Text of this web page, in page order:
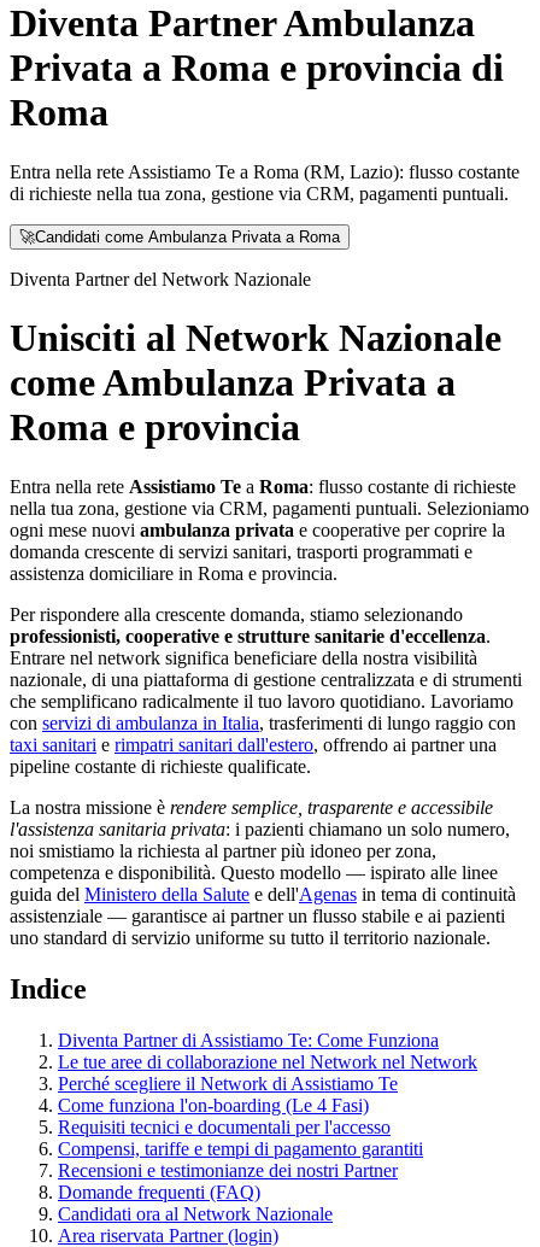
Diventa Partner Ambulanza
Privata a Roma e provincia di
Roma
Entra nella rete Assistiamo Te a Roma (RM, Lazio): flusso costante
di richieste nella tua zona, gestione via CRM, pagamenti puntuali.
🚀Candidati come Ambulanza Privata a Roma
Diventa Partner del Network Nazionale
Unisciti al Network Nazionale
come Ambulanza Privata a
Roma e provincia
Entra nella rete Assistiamo Te a Roma: flusso costante di richieste
nella tua zona, gestione via CRM, pagamenti puntuali. Selezioniamo
ogni mese nuovi ambulanza privata e cooperative per coprire la
domanda crescente di servizi sanitari, trasporti programmati e
assistenza domiciliare in Roma e provincia.
Per rispondere alla crescente domanda, stiamo selezionando
professionisti, cooperative e strutture sanitarie d'eccellenza.
Entrare nel network significa beneficiare della nostra visibilità
nazionale, di una piattaforma di gestione centralizzata e di strumenti
che semplificano radicalmente il tuo lavoro quotidiano. Lavoriamo
con servizi di ambulanza in Italia, trasferimenti di lungo raggio con
taxi sanitari e rimpatri sanitari dall'estero, offrendo ai partner una
pipeline costante di richieste qualificate.
La nostra missione è rendere semplice, trasparente e accessibile
l'assistenza sanitaria privata: i pazienti chiamano un solo numero,
noi smistiamo la richiesta al partner più idoneo per zona,
competenza e disponibilità. Questo modello — ispirato alle linee
guida del Ministero della Salute e dell'Agenas in tema di continuità
assistenziale — garantisce ai partner un flusso stabile e ai pazienti
uno standard di servizio uniforme su tutto il territorio nazionale.
Indice
Diventa Partner di Assistiamo Te: Come Funziona
Le tue aree di collaborazione nel Network nel Network
Perché scegliere il Network di Assistiamo Te
Come funziona l'on-boarding (Le 4 Fasi)
Requisiti tecnici e documentali per l'accesso
Compensi, tariffe e tempi di pagamento garantiti
Recensioni e testimonianze dei nostri Partner
Domande frequenti (FAQ)
Candidati ora al Network Nazionale
Area riservata Partner (login)